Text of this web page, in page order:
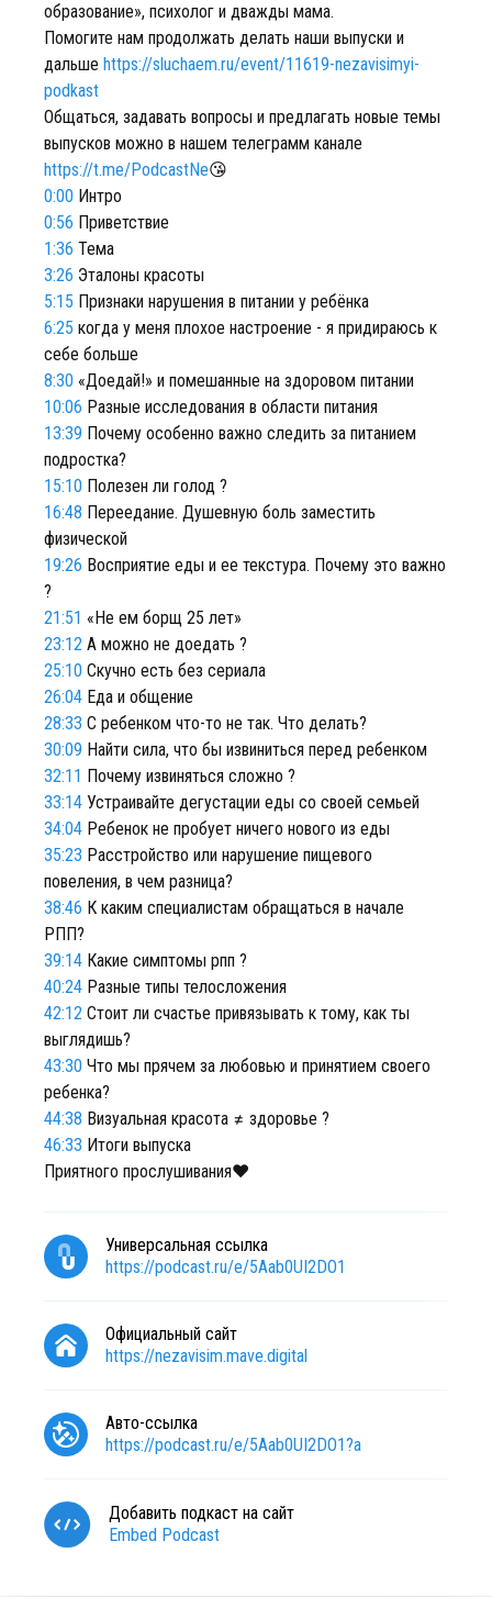
образование», психолог и дважды мама.
Помогите нам продолжать делать наши выпуски и
дальше https://sluchaem.ru/event/11619-nezavisimyi-
podkast
Общаться, задавать вопросы и предлагать новые темы
выпусков можно в нашем телеграмм канале
https://t.me/PodcastNe😘
0:00 Интро
0:56 Приветствие
1:36 Тема
3:26 Эталоны красоты
5:15 Признаки нарушения в питании у ребёнка
6:25 когда у меня плохое настроение - я придираюсь к
себе больше
8:30 «Доедай!» и помешанные на здоровом питании
10:06 Разные исследования в области питания
13:39 Почему особенно важно следить за питанием
подростка?
15:10 Полезен ли голод ?
16:48 Переедание. Душевную боль заместить
физической
19:26 Восприятие еды и ее текстура. Почему это важно
?
21:51 «Не ем борщ 25 лет»
23:12 А можно не доедать ?
25:10 Скучно есть без сериала
26:04 Еда и общение
28:33 С ребенком что-то не так. Что делать?
30:09 Найти сила, что бы извиниться перед ребенком
32:11 Почему извиняться сложно ?
33:14 Устраивайте дегустации еды со своей семьей
34:04 Ребенок не пробует ничего нового из еды
35:23 Расстройство или нарушение пищевого
повеления, в чем разница?
38:46 К каким специалистам обращаться в начале
РПП?
39:14 Какие симптомы рпп ?
40:24 Разные типы телосложения
42:12 Стоит ли счастье привязывать к тому, как ты
выглядишь?
43:30 Что мы прячем за любовью и принятием своего
ребенка?
44:38 Визуальная красота ≠ здоровье ?
46:33 Итоги выпуска
Приятного прослушивания❤
Универсальная ссылка
https://podcast.ru/e/5Aab0UI2DO1
Официальный сайт
https://nezavisim.mave.digital
Авто-ссылка
https://podcast.ru/e/5Aab0UI2DO1?a
Добавить подкаст на сайт
Embed Podcast